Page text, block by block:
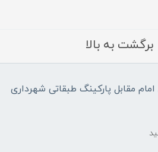
برگشت به بالا
مقابل پارکینگ طبقاتی شهرداری